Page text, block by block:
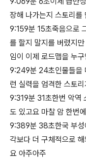
장해 나가는지 스토리를
9:159분 15초죽음으로
를 할지 말지를 버렸지
임이 이제 로드맵을 누구
9:249분 24초인물들을
런 실력을 엄격한 스토
9:319분 31초한번 악역
도 있고요 마찰 암 한번
9:389분 38초한국 부성
각보다 더 구체적으로
요 아주아주